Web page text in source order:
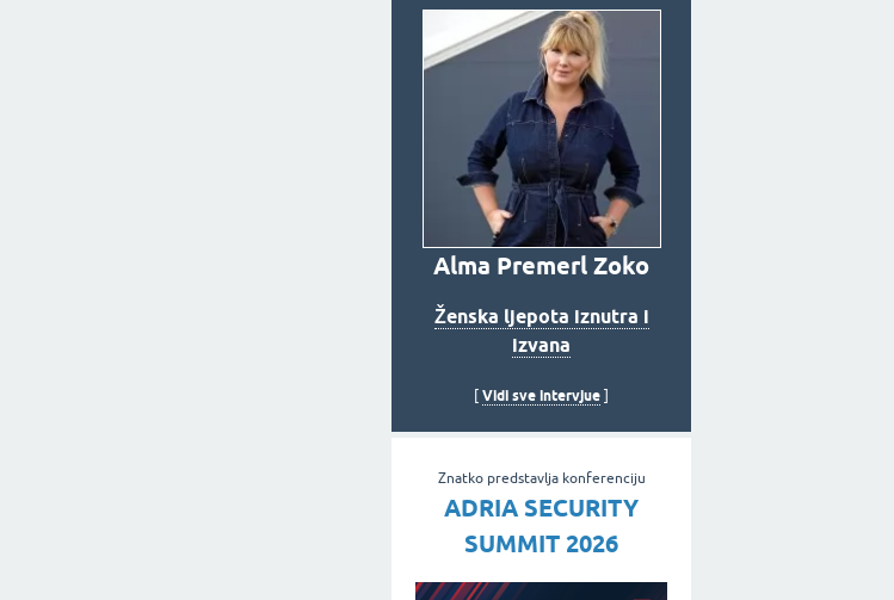
Alma Premerl Zoko
Ženska ljepota iznutra i
izvana
Vidi sve intervjue
Znatko predstavlja konferenciju
ADRIA SECURITY
SUMMIT 2026